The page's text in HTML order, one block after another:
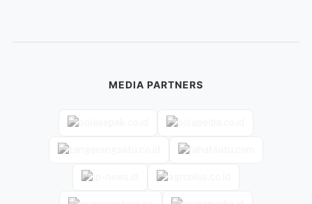
MEDIA PARTNERS